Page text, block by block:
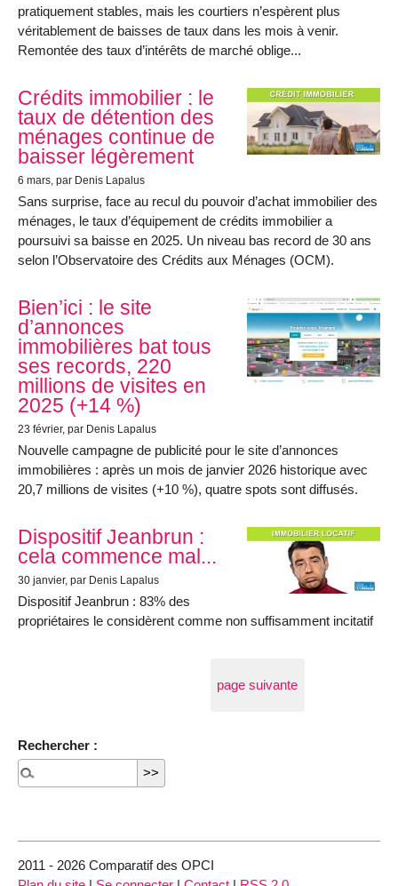
pratiquement stables, mais les courtiers n’espèrent plus
véritablement de baisses de taux dans les mois à venir.
Remontée des taux d’intérêts de marché oblige...
Crédits immobilier : le
taux de détention des
ménages continue de
baisser légèrement
6 mars, par Denis Lapalus
Sans surprise, face au recul du pouvoir d’achat immobilier des
ménages, le taux d’équipement de crédits immobilier a
poursuivi sa baisse en 2025. Un niveau bas record de 30 ans
selon l’Observatoire des Crédits aux Ménages (OCM).
Bien’ici : le site
d’annonces
immobilières bat tous
ses records, 220
millions de visites en
2025 (+14 %)
23 février, par Denis Lapalus
Nouvelle campagne de publicité pour le site d’annonces
immobilières : après un mois de janvier 2026 historique avec
20,7 millions de visites (+10 %), quatre spots sont diffusés.
Dispositif Jeanbrun :
cela commence mal...
30 janvier, par Denis Lapalus
Dispositif Jeanbrun : 83% des
propriétaires le considèrent comme non suffisamment incitatif
page suivante
Rechercher :
2011 - 2026 Comparatif des OPCI